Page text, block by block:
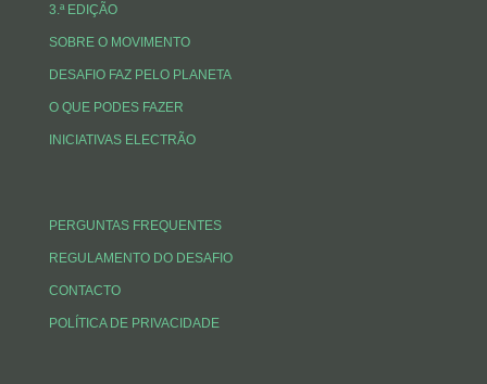
3.ª EDIÇÃO
SOBRE O MOVIMENTO
DESAFIO FAZ PELO PLANETA
O QUE PODES FAZER
INICIATIVAS ELECTRÃO
PERGUNTAS FREQUENTES
REGULAMENTO DO DESAFIO
CONTACTO
POLÍTICA DE PRIVACIDADE